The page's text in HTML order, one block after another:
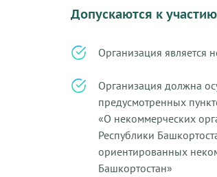
Допускаются к участию
Организация является
Организация должна
предусмотренных
«О некоммерческих
Республики
ориентированных
Башкортостан»